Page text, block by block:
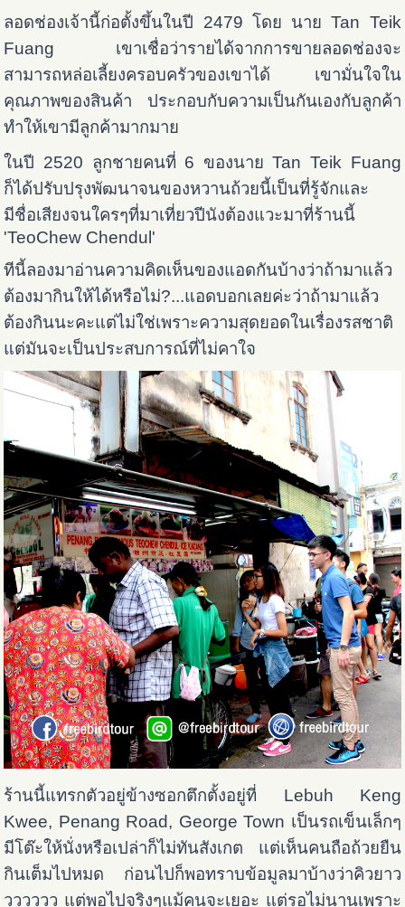
ลอดช่องเจ้านี้ก่อตั้งขึ้นในปี 2479 โดย นาย Tan Teik
Fuang เขาเชื่อว่ารายได้จากการขายลอดช่องจะ
สามารถหล่อเลี้ยงครอบครัวของเขาได้ เขามั่นใจใน
คุณภาพของสินค้า ประกอบกับความเป็นกันเองกับลูกค้า
ทำให้เขามีลูกค้ามากมาย
ในปี 2520 ลูกชายคนที่ 6 ของนาย Tan Teik Fuang
ก็ได้ปรับปรุงพัฒนาจนของหวานถ้วยนี้เป็นที่รู้จักและ
มีชื่อเสียงจนใครๆที่มาเที่ยวปีนังต้องแวะมาที่ร้านนี้
'TeoChew Chendul'
ทีนี้ลองมาอ่านความคิดเห็นของแอดกันบ้างว่าถ้ามาแล้ว
ต้องมากินให้ได้หรือไม่?...แอดบอกเลยค่ะว่าถ้ามาแล้ว
ต้องกินนะคะแต่ไม่ใช่เพราะความสุดยอดในเรื่องรสชาติ
แต่มันจะเป็นประสบการณ์ที่ไม่คาใจ
ร้านนี้แทรกตัวอยู่ข้างซอกตึกตั้งอยู่ที่ Lebuh Keng
Kwee, Penang Road, George Town เป็นรถเข็นเล็กๆ
มีโต๊ะให้นั่งหรือเปล่าก็ไม่ทันสังเกต แต่เห็นคนถือถ้วยยืน
กินเต็มไปหมด ก่อนไปก็พอทราบข้อมูลมาบ้างว่าคิวยาว
วววววว แต่พอไปจริงๆแม้คนจะเยอะ แต่รอไม่นานเพราะ